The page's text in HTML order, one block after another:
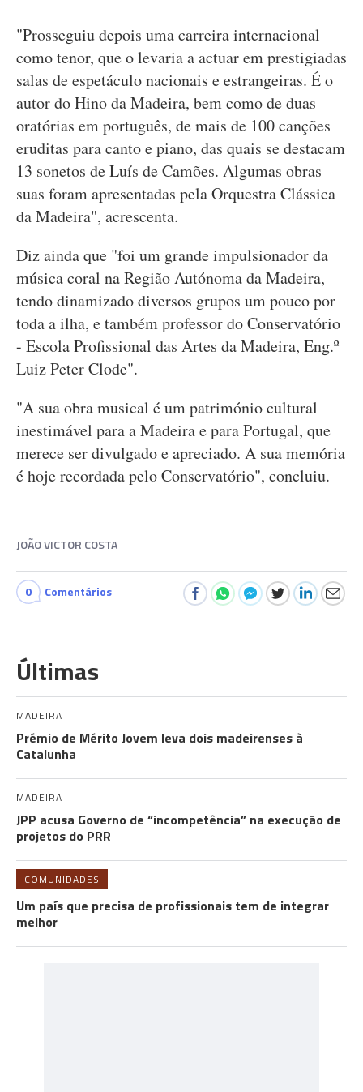
"Prosseguiu depois uma carreira internacional
como tenor, que o levaria a actuar em prestigiadas
salas de espetáculo nacionais e estrangeiras. É o
autor do Hino da Madeira, bem como de duas
oratórias em português, de mais de 100 canções
eruditas para canto e piano, das quais se destacam
13 sonetos de Luís de Camões. Algumas obras
suas foram apresentadas pela Orquestra Clássica
da Madeira", acrescenta.
Diz ainda que "foi um grande impulsionador da
música coral na Região Autónoma da Madeira,
tendo dinamizado diversos grupos um pouco por
toda a ilha, e também professor do Conservatório
- Escola Profissional das Artes da Madeira, Eng.º
Luiz Peter Clode".
"A sua obra musical é um património cultural
inestimável para a Madeira e para Portugal, que
merece ser divulgado e apreciado. A sua memória
é hoje recordada pelo Conservatório", concluiu.
JOÃO VICTOR COSTA
0 Comentários
Últimas
MADEIRA
Prémio de Mérito Jovem leva dois madeirenses à
Catalunha
MADEIRA
JPP acusa Governo de “incompetência” na execução de
projetos do PRR
COMUNIDADES
Um país que precisa de profissionais tem de integrar
melhor